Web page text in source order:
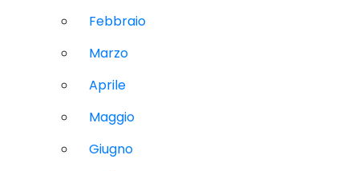
Febbraio
Marzo
Aprile
Maggio
Giugno